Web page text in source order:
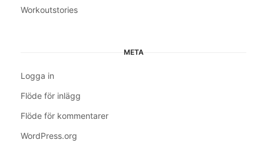
Workoutstories
META
Logga in
Flöde för inlägg
Flöde för kommentarer
WordPress.org